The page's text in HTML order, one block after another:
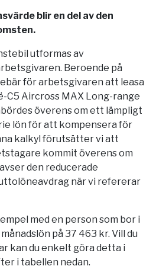
blir en del av den
utformas av
Beroende på
för arbetsgivaren att leasa
C5 Aircross MAX Long-range
överens om ett lämpligt
lön för att kompensera för
kalkyl förutsätter vi att
kommit överens om
den reducerade
när vi refererar
med en person som bor i
på 37 463 kr. Vill du
kan du enkelt göra detta i
i tabellen nedan.